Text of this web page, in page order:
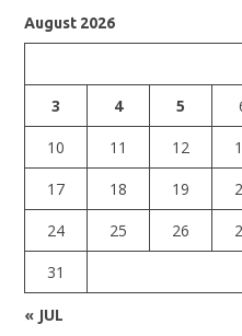
August 2026
3
4 5
10
11 12
17
18 19
24
25 26
31
« JUL